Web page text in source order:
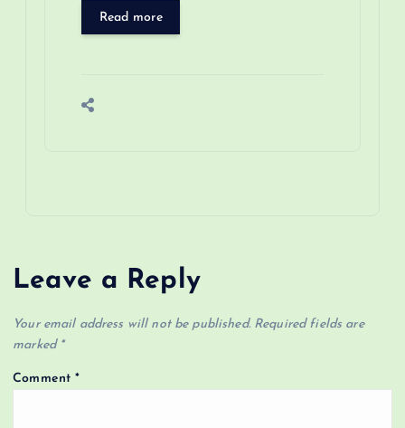
Read more
Leave a Reply
Your email address will not be published. Required fields are
marked *
Comment*